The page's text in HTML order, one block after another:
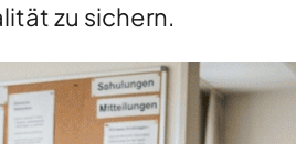
zu sichern.